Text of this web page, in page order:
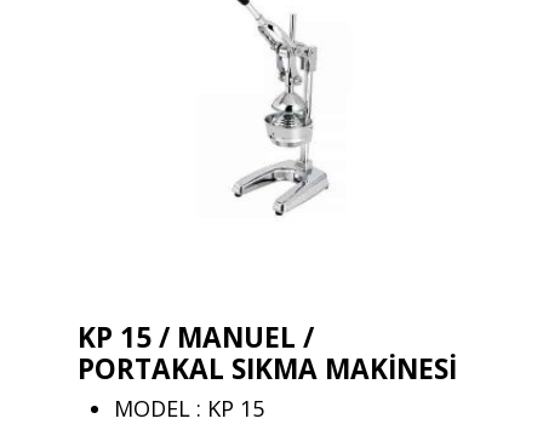
KP 15 / MANUEL /
PORTAKAL SIKMA MAKİNESİ
MODEL : KP 15